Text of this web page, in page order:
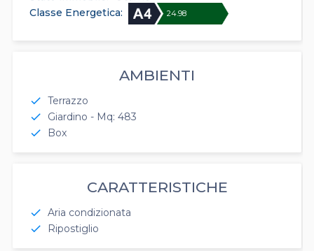
Classe Energetica:
24.98
AMBIENTI
check Terrazzo
check
Giardino - Mq: 483
check
Box
CARATTERISTICHE
check Aria condizionata
check
Ripostiglio